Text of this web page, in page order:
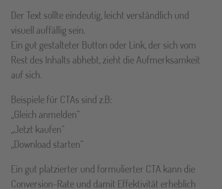
Der Text sollte eindeutig, leicht verständlich und
visuell auffällig sein.
Ein gut gestalteter Button oder Link, der sich vom
Rest des Inhalts abhebt, zieht die Aufmerksamkeit
auf sich.
Beispiele für CTAs sind z.B:
„Gleich anmelden“
„Jetzt kaufen“
„Download starten“
Ein gut platzierter und formulierter CTA kann die
Conversion-Rate und damit Effektivität erheblich